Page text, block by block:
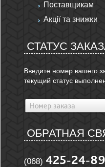
Поставщикам
Акції та знижки
СТАТУС
Введите номер вашего
текущий статус
ОБРАТНАЯ
(068) 425-24-89